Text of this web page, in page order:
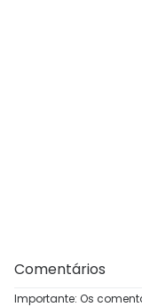
Comentários
Importante: Os